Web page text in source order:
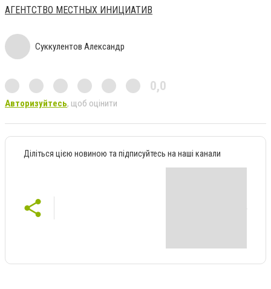
АГЕНТСТВО МЕСТНЫХ ИНИЦИАТИВ
Суккулентов Александр
0,0
Авторизуйтесь, щоб оцінити
Діліться цією новиною та підписуйтесь на наші канали